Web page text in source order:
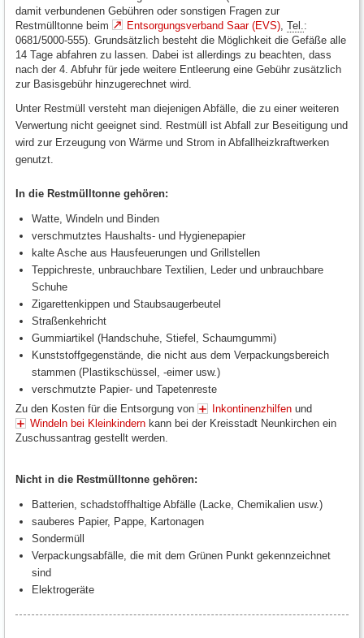
damit verbundenen Gebühren oder sonstigen Fragen zur
Restmülltonne beim
Entsorgungsverband Saar (EVS) Tel. :
0681/5000-555). Grundsätzlich besteht die Möglichkeit die Gefäße alle
14 Tage abfahren zu lassen. Dabei ist allerdings zu beachten, dass
nach der 4. Abfuhr für jede weitere Entleerung eine Gebühr zusätzlich
zur Basisgebühr hinzugerechnet wird.
Unter Restmüll versteht man diejenigen Abfälle, die zu einer weiteren
Verwertung nicht geeignet sind. Restmüll ist Abfall zur Beseitigung und
wird zur Erzeugung von Wärme und Strom in Abfallheizkraftwerken
genutzt.
In die Restmülltonne gehören:
Watte, Windeln und Binden
verschmutztes Haushalts- und Hygienepapier
kalte Asche aus Hausfeuerungen und Grillstellen
Teppichreste, unbrauchbare Textilien, Leder und unbrauchbare
Schuhe
Zigarettenkippen und Staubsaugerbeutel
Straßenkehricht
Gummiartikel (Handschuhe, Stiefel, Schaumgummi)
Kunststoffgegenstände, die nicht aus dem Verpackungsbereich
stammen (Plastikschüssel, -eimer usw.)
verschmutzte Papier- und Tapetenreste
Zu den Kosten für die Entsorgung von
Inkontinenzhilfen und
Windeln bei Kleinkindern kann bei der Kreisstadt Neunkirchen ein
Zuschussantrag gestellt werden.
Nicht in die Restmülltonne gehören:
Batterien, schadstoffhaltige Abfälle (Lacke, Chemikalien usw.)
sauberes Papier, Pappe, Kartonagen
Sondermüll
Verpackungsabfälle, die mit dem Grünen Punkt gekennzeichnet
sind
Elektrogeräte